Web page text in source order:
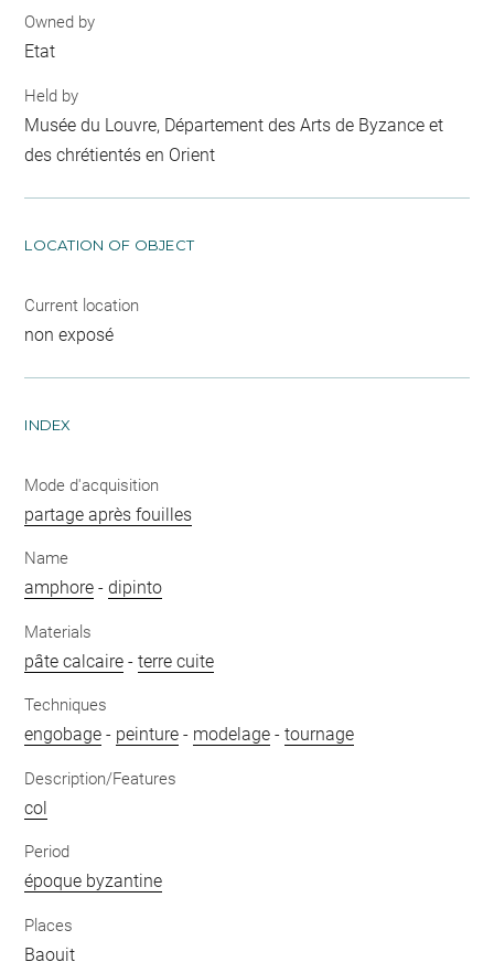
Owned by
Etat
Held by
Musée du Louvre, Département des Arts de Byzance et
des chrétientés en Orient
LOCATION OF OBJECT
Current location
non exposé
INDEX
Mode d'acquisition
partage après fouilles
Name
amphore -dipinto
Materials
pâte calcaire -terre cuite
Techniques
engobage - peinture - modelage -tournage
Description/Features
col
Period
époque byzantine
Places
Baouit